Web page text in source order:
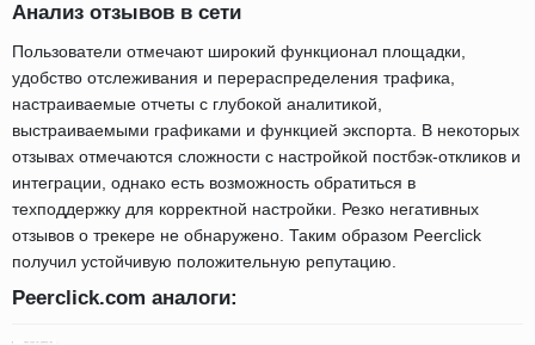
Анализ отзывов в сети
Пользователи отмечают широкий функционал площадки,
удобство отслеживания и перераспределения трафика,
настраиваемые отчеты с глубокой аналитикой,
выстраиваемыми графиками и функцией экспорта. В некоторых
отзывах отмечаются сложности с настройкой постбэк-откликов и
интеграции, однако есть возможность обратиться в
техподдержку для корректной настройки. Резко негативных
отзывов о трекере не обнаружено. Таким образом Peerclick
получил устойчивую положительную репутацию.
Peerclick.com аналоги: